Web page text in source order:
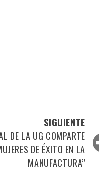
SIGUIENTE
DE LA UG COMPARTE
DE ÉXITO EN LA
MANUFACTURA”